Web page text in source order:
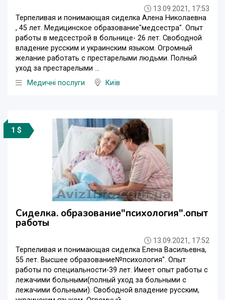
13.09.2021, 17:53
Терпеливая и понимающая сиделка Алена Николаевна
, 45 лет. Медицинское образование"медсестра". Опыт
работы в медсестрой в больнице- 26 лет. Свободной
владение русским и украинским языком. Огромный
желание работать с престарелыми людьми. Полный
уход за престарелыми ...
Медичні послуги
Київ
1 $
Сиделка. образование"психология".опыт
работы
13.09.2021, 17:52
Терпеливая и понимающая сиделка Елена Васильевна,
55 лет. Высшее образование№психология". Опыт
работы по специальности-39 лет. Имеет опыт работы с
лежачими больными(полный уход за больными с
лежачими больными). Свободной владение русским,